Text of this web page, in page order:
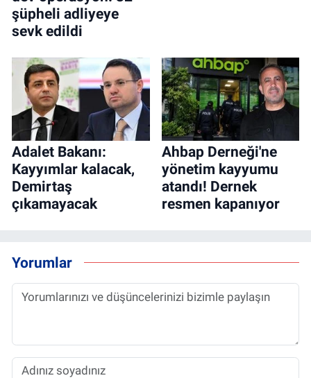
şüpheli adliyeye
sevk edildi
Adalet Bakanı:
Kayyımlar kalacak,
Demirtaş
çıkamayacak
Ahbap Derneği'ne
yönetim kayyumu
atandı! Dernek
resmen kapanıyor
Yorumlar